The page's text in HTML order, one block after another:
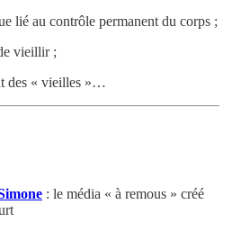
lié au contrôle permanent du corps ;
vieillir ;
des « vieilles »…
: le média « à remous » créé